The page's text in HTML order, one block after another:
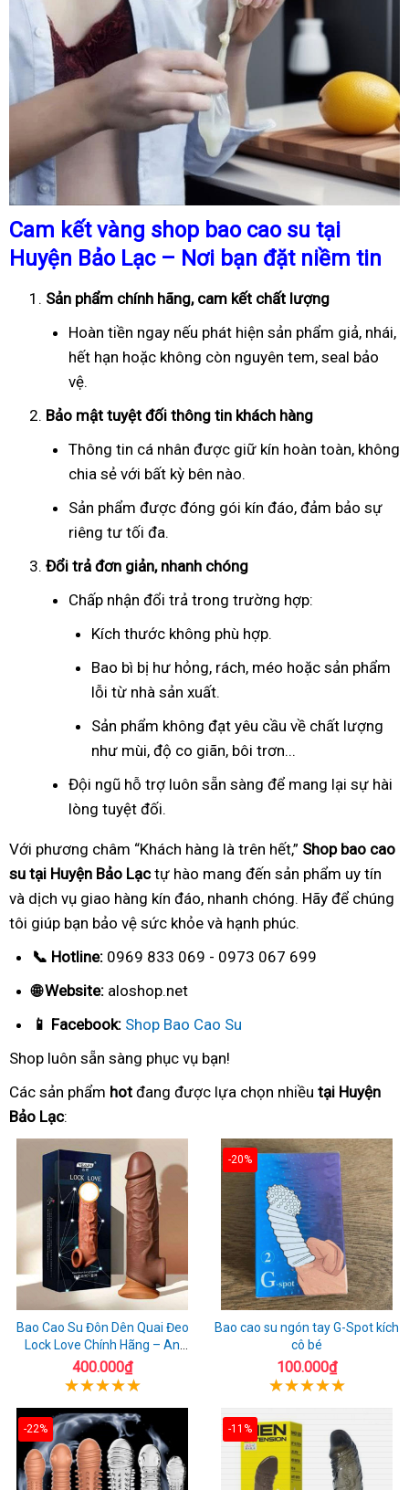
Cam kết vàng shop bao cao su tại
Huyện Bảo Lạc – Nơi bạn đặt niềm tin
Sản phẩm chính hãng, cam kết chất lượng
Hoàn tiền ngay nếu phát hiện sản phẩm giả, nhái,
hết hạn hoặc không còn nguyên tem, seal bảo
vệ.
Bảo mật tuyệt đối thông tin khách hàng
Thông tin cá nhân được giữ kín hoàn toàn, không
chia sẻ với bất kỳ bên nào.
Sản phẩm được đóng gói kín đáo, đảm bảo sự
riêng tư tối đa.
Đổi trả đơn giản, nhanh chóng
Chấp nhận đổi trả trong trường hợp:
Kích thước không phù hợp.
Bao bì bị hư hỏng, rách, méo hoặc sản phẩm
lỗi từ nhà sản xuất.
Sản phẩm không đạt yêu cầu về chất lượng
như mùi, độ co giãn, bôi trơn...
Đội ngũ hỗ trợ luôn sẵn sàng để mang lại sự hài
lòng tuyệt đối.
Với phương châm “Khách hàng là trên hết,” Shop bao cao
su tại Huyện Bảo Lạctự hào mang đến sản phẩm uy tín
và dịch vụ giao hàng kín đáo, nhanh chóng. Hãy để chúng
tôi giúp bạn bảo vệ sức khỏe và hạnh phúc.
📞 Hotline: 0969 833 069 - 0973 067 699
🌐 Website: aloshop.net
📱 Facebook: Shop Bao Cao Su
Shop luôn sẵn sàng phục vụ bạn!
Các sản phẩm hot đang được lựa chọn nhiều tại Huyện
Bảo Lạc:
Bao Cao Su Đôn Dên Quai Đeo
Lock Love Chính Hãng – An
Toàn, Đáng Tin Cậy
400.000₫
-20%
Bao cao su ngón tay G-Spot kích
cô bé
100.000₫
-22% -11%